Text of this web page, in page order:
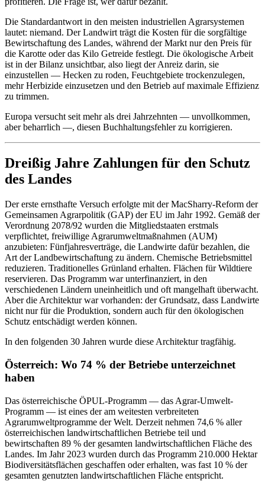
Die Standardantwort in den meisten industriellen Agrarsystemen
lautet: niemand. Der Landwirt trägt die Kosten für die sorgfältige
Bewirtschaftung des Landes, während der Markt nur den Preis für
die Karotte oder das Kilo Getreide festlegt. Die ökologische Arbeit
ist in der Bilanz unsichtbar, also liegt der Anreiz darin, sie
einzustellen — Hecken zu roden, Feuchtgebiete trockenzulegen,
mehr Herbizide einzusetzen und den Betrieb auf maximale Effizienz
zu trimmen.
Europa versucht seit mehr als drei Jahrzehnten — unvollkommen,
aber beharrlich —, diesen Buchhaltungsfehler zu korrigieren.
Dreißig Jahre Zahlungen für den Schutz
des Landes
Der erste ernsthafte Versuch erfolgte mit der MacSharry-Reform der
Gemeinsamen Agrarpolitik (GAP) der EU im Jahr 1992. Gemäß der
Verordnung 2078/92 wurden die Mitgliedstaaten erstmals
verpflichtet, freiwillige Agrarumweltmaßnahmen (AUM)
anzubieten: Fünfjahresverträge, die Landwirte dafür bezahlen, die
Art der Landbewirtschaftung zu ändern. Chemische Betriebsmittel
reduzieren. Traditionelles Grünland erhalten. Flächen für Wildtiere
reservieren. Das Programm war unterfinanziert, in den
verschiedenen Ländern uneinheitlich und oft mangelhaft überwacht.
Aber die Architektur war vorhanden: der Grundsatz, dass Landwirte
nicht nur für die Produktion, sondern auch für den ökologischen
Schutz entschädigt werden können.
In den folgenden 30 Jahren wurde diese Architektur tragfähig.
Österreich: Wo 74 % der Betriebe unterzeichnet
haben
Das österreichische ÖPUL-Programm — das Agrar-Umwelt-
Programm — ist eines der am weitesten verbreiteten
Agrarumweltprogramme der Welt. Derzeit nehmen 74,6 % aller
österreichischen landwirtschaftlichen Betriebe teil und
bewirtschaften 89 % der gesamten landwirtschaftlichen Fläche des
Landes. Im Jahr 2023 wurden durch das Programm 210.000 Hektar
Biodiversitätsflächen geschaffen oder erhalten, was fast 10 % der
gesamten genutzten landwirtschaftlichen Fläche entspricht.